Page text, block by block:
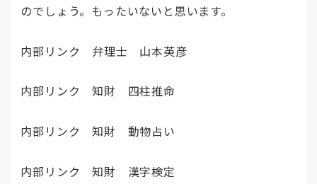
のでしょう。もったいないと思います。
内部リンク 弁理士 山本英彦
内部リンク 知財 四柱推命
内部リンク 知財 動物占い
内部リンク 知財 漢字検定